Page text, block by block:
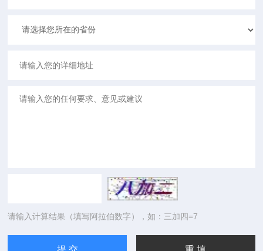
请输入计算结果（填写阿拉伯数字），如：三加四=7